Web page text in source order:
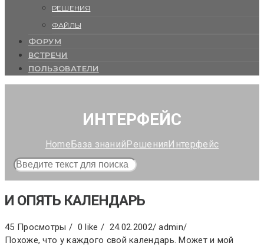
РЕШЕНИЯ
ФАЙЛЫ
ФОРУМ
ВСТРЕЧИ
ПОЛЬЗОВАТЕЛИ
ИНТЕРФЕЙС
HomeБаза знанийРешенияИнтерфейс
И ОПЯТЬ КАЛЕНДАРЬ
45 Просмотры / 0 like / 24.02.2002/ admin/
Похоже, что у каждого свой календарь. Может и мой